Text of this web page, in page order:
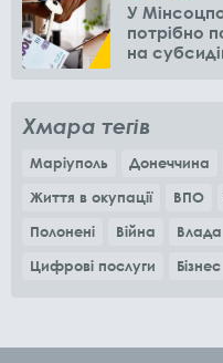
У
потрібно
на
Хмара тегів
Маріуполь Донеччина
Життя в окупації
ВПО
Полонені
Війна Влада
Цифрові послуги
Бізнес